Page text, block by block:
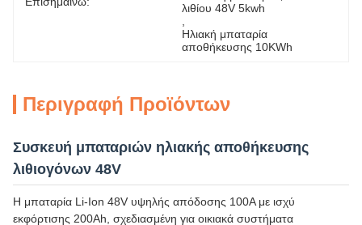
λιθίου 48V 5kwh
Ηλιακή μπαταρία
αποθήκευσης 10KWh
Περιγραφή Προϊόντων
Συσκευή μπαταριών ηλιακής αποθήκευσης
λιθιογόνων 48V
Η μπαταρία Li-Ion 48V υψηλής απόδοσης 100A με ισχύ
εκφόρτισης 200Ah, σχεδιασμένη για οικιακά συστήματα